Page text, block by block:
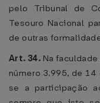
pelo Tribunal de
Tesouro Nacional
de outras
Art. 34. Na faculdade
número 3.995, de
se a participação